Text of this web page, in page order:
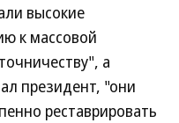
высокие
к массовой
а
президент, "они
реставрировать